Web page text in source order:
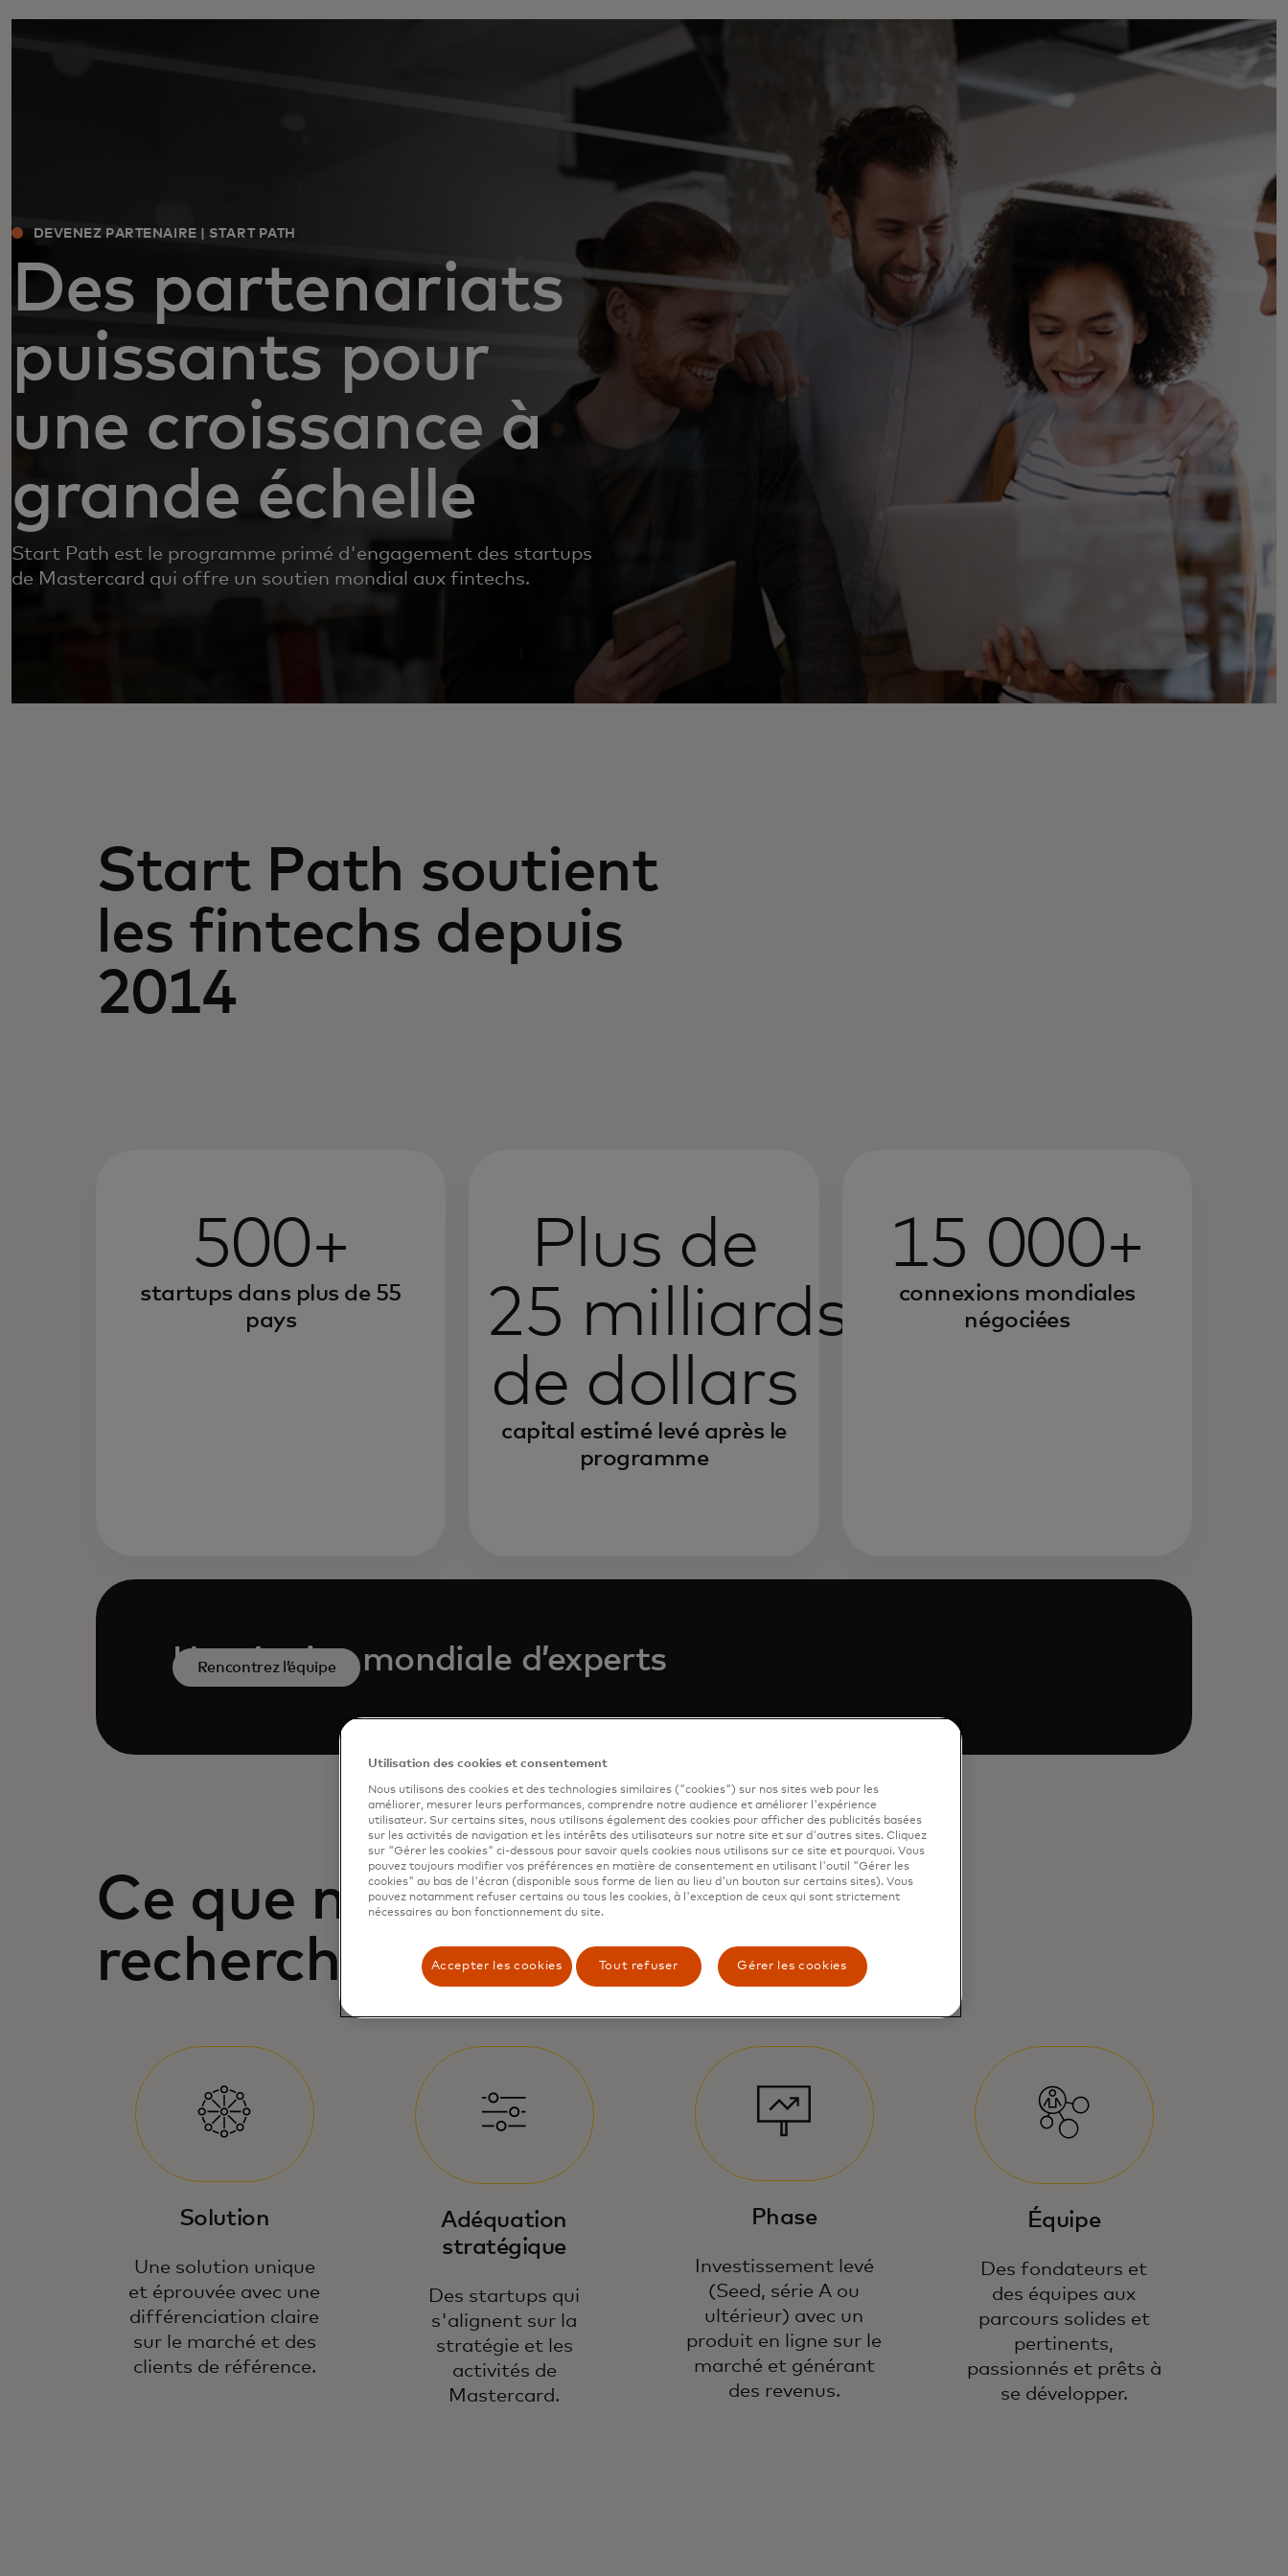
DEVENEZ PARTENAIRE | START PATH
Des partenariats
puissants pour
une croissance à
grande échelle
Start Path est le programme primé d'engagement des startups
de Mastercard qui offre un soutien mondial aux fintechs.
Start Path soutient
les fintechs depuis
2014
500+
startups dans plus de 55
pays
Plus de
25 milliards
de dollars
capital estimé levé après le
programme
15 000+
connexions mondiales
négociées
Une équipe mondiale d’experts
Rencontrez l’équipe
Ce que nous
recherchons
Solution
Une solution unique
et éprouvée avec une
différenciation claire
sur le marché et des
clients de référence.
Adéquation
stratégique
Des startups qui
s'alignent sur la
stratégie et les
activités de
Mastercard.
Phase
Investissement levé
(Seed, série A ou
ultérieur) avec un
produit en ligne sur le
marché et générant
des revenus.
Équipe
Des fondateurs et
des équipes aux
parcours solides et
pertinents,
passionnés et prêts à
se développer.
Utilisation des cookies et consentement
Nous utilisons des cookies et des technologies similaires ("cookies") sur nos sites web pour les
améliorer, mesurer leurs performances, comprendre notre audience et améliorer l'expérience
utilisateur. Sur certains sites, nous utilisons également des cookies pour afficher des publicités basées
sur les activités de navigation et les intérêts des utilisateurs sur notre site et sur d'autres sites. Cliquez
sur "Gérer les cookies" ci-dessous pour savoir quels cookies nous utilisons sur ce site et pourquoi. Vous
pouvez toujours modifier vos préférences en matière de consentement en utilisant l'outil "Gérer les
cookies" au bas de l'écran (disponible sous forme de lien au lieu d'un bouton sur certains sites). Vous
pouvez notamment refuser certains ou tous les cookies, à l'exception de ceux qui sont strictement
nécessaires au bon fonctionnement du site.
Accepter les cookies Tout refuser Gérer les cookies